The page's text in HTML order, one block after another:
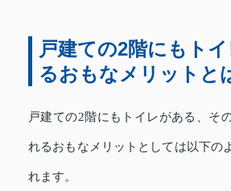
戸建ての2階にもト
るおもなメリットと
戸建ての2階にもトイレがある、そ
れるおもなメリットとしては以下の
れます。